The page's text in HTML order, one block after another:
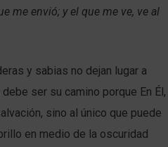
me envió; y el que me ve, ve al
y sabias no dejan lugar a
ser su camino porque En Él,
sino al único que puede
en medio de la oscuridad